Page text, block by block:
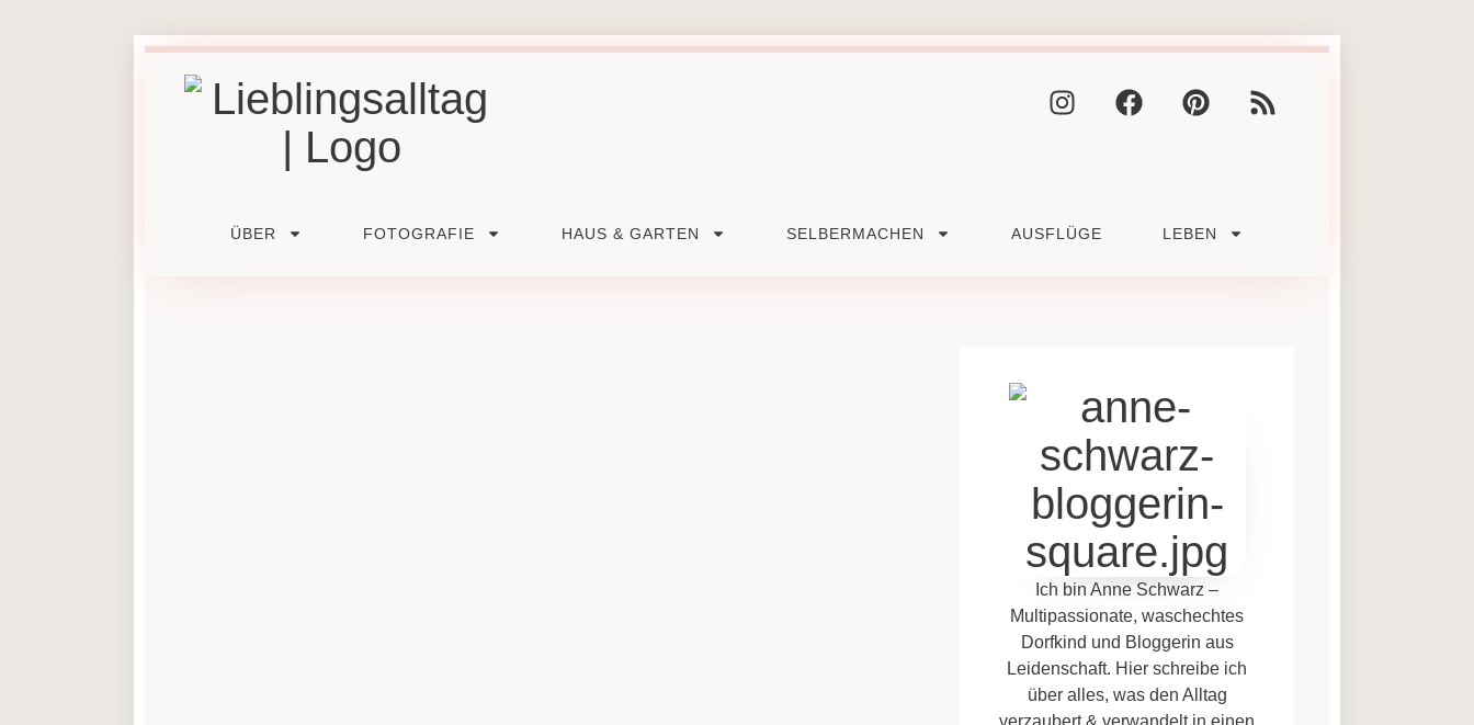
ÜBER FOTOGRAFIE HAUS & GARTEN SELBERMACHEN AUSFLÜGE LEBEN
Ich bin Anne Schwarz –
Multipassionate, waschechtes
Dorfkind und Bloggerin aus
Leidenschaft. Hier schreibe ich
über alles, was den Alltag
verzaubert & verwandelt in einen